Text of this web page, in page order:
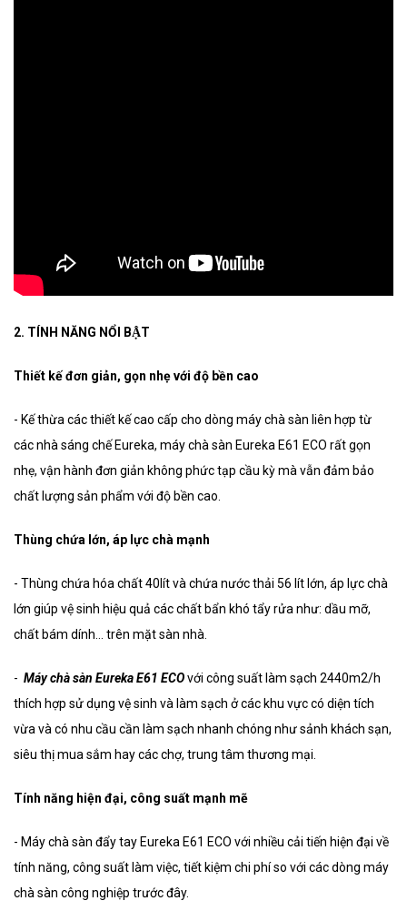
2. TÍNH NĂNG NỔI BẬT
Thiết kế đơn giản, gọn nhẹ với độ bền cao
- Kế thừa các thiết kế cao cấp cho dòng máy chà sàn liên hợp từ
các nhà sáng chế Eureka, máy chà sàn Eureka E61 ECO rất gọn
nhẹ, vận hành đơn giản không phức tạp cầu kỳ mà vẫn đảm bảo
chất lượng sản phẩm với độ bền cao.
Thùng chứa lớn, áp lực chà mạnh
- Thùng chứa hóa chất 40lít và chứa nước thải 56 lít lớn, áp lực chà
lớn giúp vệ sinh hiệu quả các chất bẩn khó tẩy rửa như: dầu mỡ,
chất bám dính… trên mặt sàn nhà.
- Máy chà sàn Eureka E61 ECOvới công suất làm sạch 2440m2/h
thích hợp sử dụng vệ sinh và làm sạch ở các khu vực có diện tích
vừa và có nhu cầu cần làm sạch nhanh chóng như sảnh khách sạn,
siêu thị mua sắm hay các chợ, trung tâm thương mại.
Tính năng hiện đại, công suất mạnh mẽ
- Máy chà sàn đẩy tay Eureka E61 ECO với nhiều cải tiến hiện đại về
tính năng, công suất làm việc, tiết kiệm chi phí so với các dòng máy
chà sàn công nghiệp trước đây.